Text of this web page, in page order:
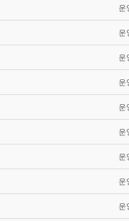
운
운
운
운
운
운
운
운
운